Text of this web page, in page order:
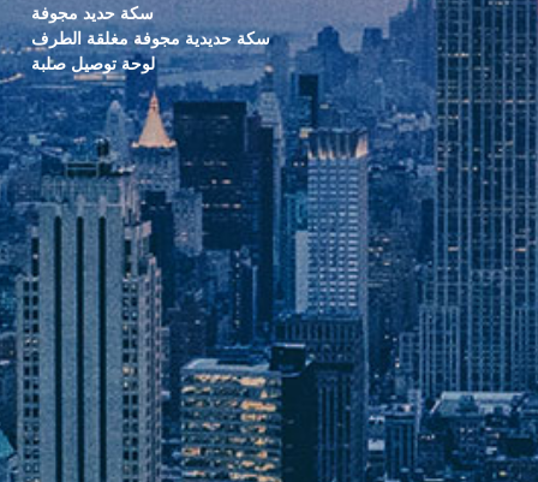
سكة حديد مجوفة
سكة حديدية مجوفة مغلقة الطرف
لوحة توصيل صلبة